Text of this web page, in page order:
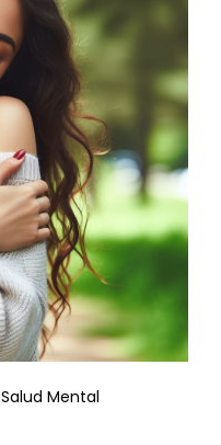
Salud Mental